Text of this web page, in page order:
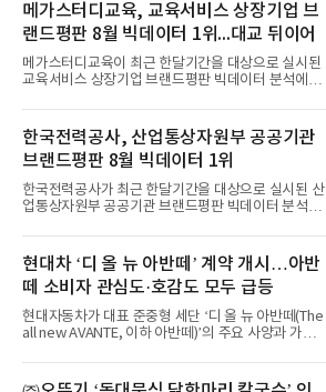
손꼽히는 세계 최대 규모의 디자인 공모전이다. 독일
노르트라인 베스트팔렌 디자인센터(Design
Zentrum Nordrhein Westfalen)가 주관해 매년 ▲
제품 디자인 ▲브랜드 & 커뮤니케이션 디자인 ▲디
자인 콘셉트 각 부문에서 우수한
메가스터디교육, 교육서비스 상장기업 브
랜드평판 8월 빅데이터 1위...대교 뒤이어
메가스터디교육이 최근 한달기간을 대상으로 실시된
교육서비스 상장기업 브랜드평판 빅데이터 분석에서
일 한국기업평판연구소(소장 구창환)는 국내 교육서
비스 상장기업 브랜드를 대상으로 지난 7월 7일부터
8월 7일까지 수집된 소비자 빅데이터 10,074,233건
을 분석한 결과, 메가스터디교육이 브랜드평판지수
1,710,926을 기록하며 8월 1위에 올랐다고 밝혔다.
분석에 활용된 빅데이터는 지난 7월(9,491,206건) 대
비 6.14% 증가한 수치로, 교육서비스 상장기업 브랜
디교육, 대교, 디지
한국전력공사, 산업통상자원부 공공기관
브랜드평판 8월 빅데이터 1위
한국전력공사가 최근 한달기간을 대상으로 실시된 산
업통상자원부 공공기관 브랜드평판 빅데이터 분석에
이 순으로 뒤를 이었다.7일 한국기업평판연구소(소장
구창환)는 산업통상자원부 공공기관 41개 브랜드를
대상으로 지난 7월 7일부터 8월 7일까지 수집된 소비
자 빅데이터 91,102,549건을 분석한 결과, 한국전력
공사가 브랜드평판지수 10,670,633을 기록하며 8월
1위에 올랐다고 밝혔다. 분석에 활용된 빅데이터는 지
난 7월(88,893,823건) 대비 2.48% 증가한 수치다.연
현대차 ‘디 올 뉴 아반떼’ 계약 개시…아반
떼 소비자 관심도·호감도 모두 급등
현대자동차가 대표 준중형 세단 ‘디 올 뉴 아반떼(The
all new AVANTE, 이하 아반떼)’의 주요 사양과 가격
떼는 6년 만에 선보이는 8세대 완전변경 모델로, ▲정
교한 선과 면을 중심으로 완성한 파격적인 디자인 ▲